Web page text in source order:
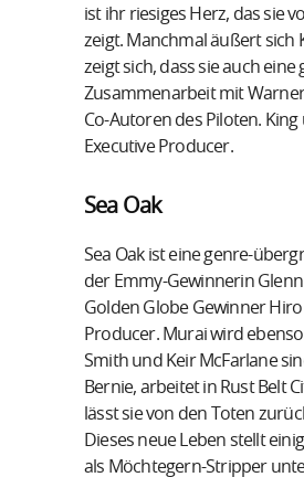
ist ihr riesiges Herz, das sie
zeigt. Manchmal äußert sich
zeigt sich, dass sie auch
Zusammenarbeit mit
Co-Autoren des Piloten.
Executive Producer.
Sea Oak
Sea Oak ist eine genre-
der Emmy-Gewinnerin
Golden Globe Gewinner
Producer. Murai wird ebenso
Smith und Keir McFarlane
Bernie, arbeitet in Rust Belt
lässt sie von den Toten
Dieses neue Leben stellt
als Möchtegern-Stripper